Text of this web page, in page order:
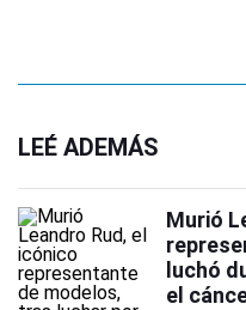
LEÉ ADEMÁS
Murió
luchó
el